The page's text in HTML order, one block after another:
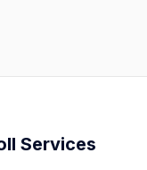
Services